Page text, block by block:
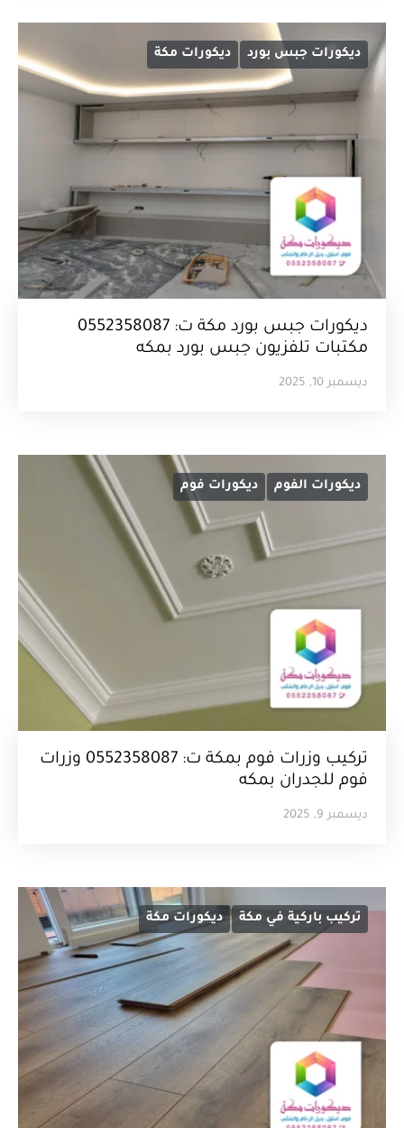
ديكورات جبس بورد ديكورات مكة
ديكورات جبس بورد مكة ت: 0552358087
مكتبات تلفزيون جبس بورد بمكه
ديسمبر 10, 2025
ديكورات الفوم ديكورات فوم
تركيب وزرات فوم بمكة ت: 0552358087 وزرات
فوم للجدران بمكه
ديسمبر 9, 2025
تركيب باركية في مكة ديكورات مكة